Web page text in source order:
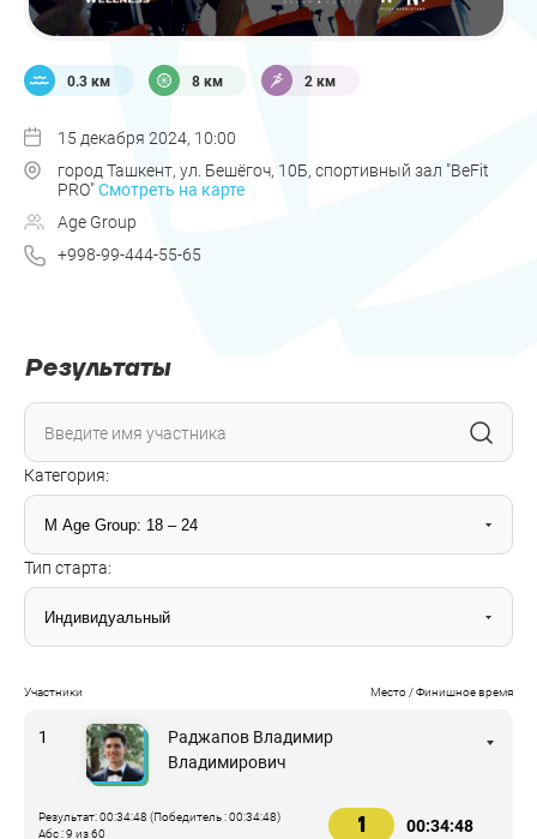
Результаты
Категория:
Тип старта:
Участники Место / Финишное время
1
Раджапов Владимир
Владимирович
Результат: 00:34:48 (Победитель : 00:34:48)
Абс : 9 из 60
1 00:34:48
0.3 км 8 км 2 км
15 декабря 2024, 10:00
город Ташкент, ул. Бешёгоч, 10Б, спортивный зал "BeFit
PRO"Смотреть на карте
Age Group
+998-99-444-55-65